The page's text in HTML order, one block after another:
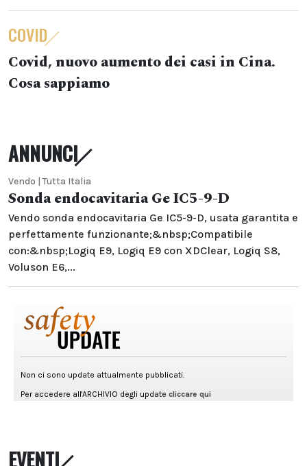
COVID
Covid, nuovo aumento dei casi in Cina.
Cosa sappiamo
ANNUNCI
Vendo | Tutta Italia
Sonda endocavitaria Ge IC5-9-D
Vendo sonda endocavitaria Ge IC5-9-D, usata garantita e
perfettamente funzionante;&nbsp;Compatibile
con:&nbsp;Logiq E9, Logiq E9 con XDClear, Logiq S8,
Voluson E6,...
EVENTI